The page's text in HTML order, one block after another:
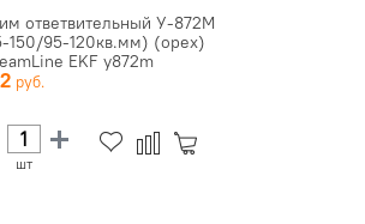
ответвительный У-872М
150/95-120кв.мм) (орех)
EKF y872m
шт